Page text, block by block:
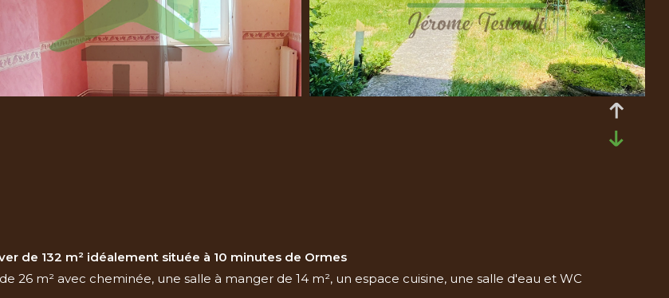
de 132 m² idéalement située à 10 minutes de Ormes
26 m² avec cheminée, une salle à manger de 14 m², un espace cuisine, une salle d'eau et WC